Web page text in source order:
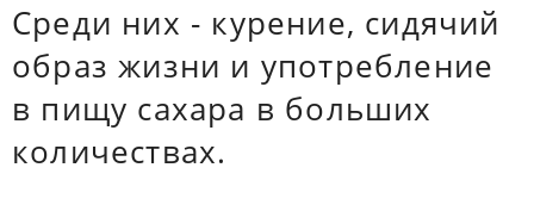
Среди них - курение, сидячий
образ жизни и употребление
в пищу сахара в больших
количествах.